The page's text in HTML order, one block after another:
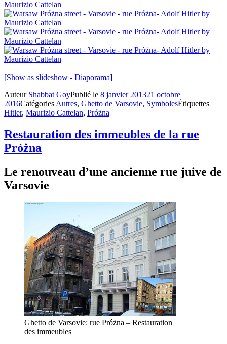
[Show as slideshow - Diaporama]
Auteur Shabbat GoyPublié le 8 janvier 201321 octobre
2016Catégories Autres, Ghetto de Varsovie, SymbolesÉtiquettes
Hitler, Maurizio Cattelan, Próżna
Restauration des immeubles de la rue
Próżna
Le renouveau d’une ancienne rue juive de
Varsovie
Ghetto de Varsovie: rue Próżna – Restauration
des immeubles